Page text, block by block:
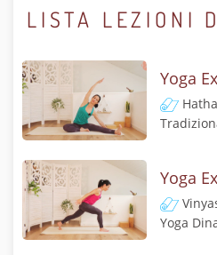
LISTA LEZIONI
Yoga